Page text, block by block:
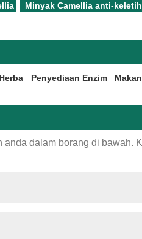
Minyak Camellia anti-
Penyediaan Enzim
dalam borang di bawah.